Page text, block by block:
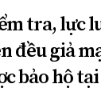
tra, lực
đều giả
bảo hộ